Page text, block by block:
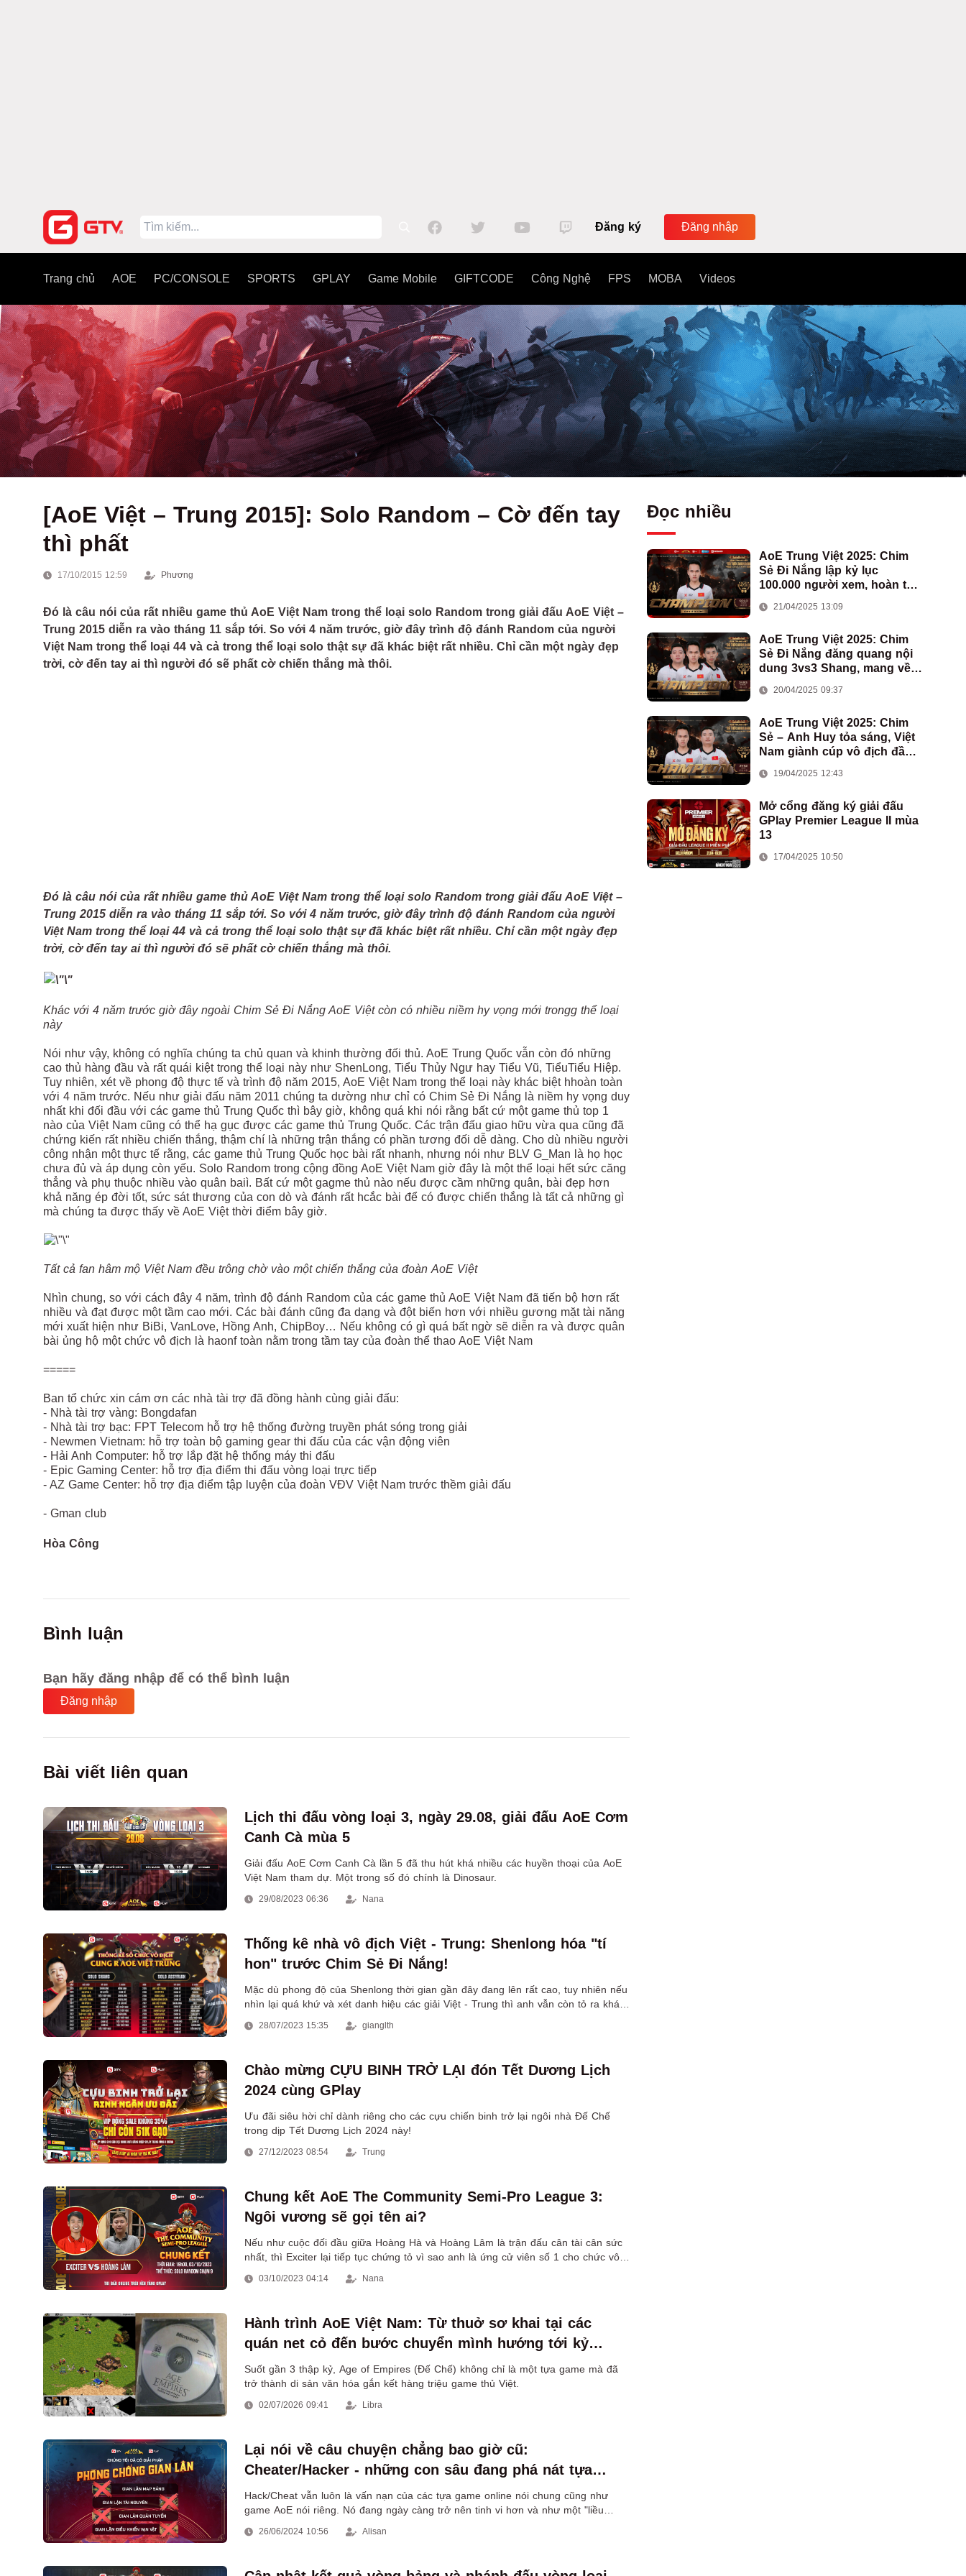
Đăng ký Đăng nhập
Trang chủ AOE PC/CONSOLE SPORTS GPLAY Game Mobile GIFTCODE Công Nghệ FPS MOBA Videos
[AoE Việt – Trung 2015]: Solo Random – Cờ đến tay
thì phất
17/10/2015 12:59 Phương
Đó là câu nói của rất nhiều game thủ AoE Việt Nam trong thể loại solo Random trong giải đấu AoE Việt –
Trung 2015 diễn ra vào tháng 11 sắp tới. So với 4 năm trước, giờ đây trình độ đánh Random của người
Việt Nam trong thể loại 44 và cả trong thể loại solo thật sự đã khác biệt rất nhiều. Chỉ cần một ngày đẹp
trời, cờ đến tay ai thì người đó sẽ phất cờ chiến thắng mà thôi.
Đó là câu nói của rất nhiều game thủ AoE Việt Nam trong thể loại solo Random trong giải đấu AoE Việt –
Trung 2015 diễn ra vào tháng 11 sắp tới. So với 4 năm trước, giờ đây trình độ đánh Random của người
Việt Nam trong thể loại 44 và cả trong thể loại solo thật sự đã khác biệt rất nhiều. Chỉ cần một ngày đẹp
trời, cờ đến tay ai thì người đó sẽ phất cờ chiến thắng mà thôi.
Khác với 4 năm trước giờ đây ngoài Chim Sẻ Đi Nắng AoE Việt còn có nhiều niềm hy vọng mới trongg thể loại
này
Nói như vậy, không có nghĩa chúng ta chủ quan và khinh thường đối thủ. AoE Trung Quốc vẫn còn đó những
cao thủ hàng đầu và rất quái kiệt trong thể loại này như ShenLong, Tiểu Thủy Ngư hay Tiểu Vũ, TiểuTiểu Hiệp.
Tuy nhiên, xét về phong độ thực tế và trình độ năm 2015, AoE Việt Nam trong thể loại này khác biệt hhoàn toàn
với 4 năm trước. Nếu như giải đấu năm 2011 chúng ta dường như chỉ có Chim Sẻ Đi Nắng là niềm hy vọng duy
nhất khi đối đầu với các game thủ Trung Quốc thì bây giờ, không quá khi nói rằng bất cứ một game thủ top 1
nào của Việt Nam cũng có thể hạ gục được các game thủ Trung Quốc. Các trận đấu giao hữu vừa qua cũng đã
chứng kiến rất nhiều chiến thắng, thậm chí là những trận thắng có phần tương đối dễ dàng. Cho dù nhiều người
công nhận một thực tế rằng, các game thủ Trung Quốc học bài rất nhanh, nhưng nói như BLV G_Man là họ học
chưa đủ và áp dụng còn yếu. Solo Random trong cộng đồng AoE Việt Nam giờ đây là một thể loại hết sức căng
thẳng và phụ thuộc nhiều vào quân baiì. Bất cứ một gagme thủ nào nếu được cầm những quân, bài đẹp hơn
khả năng ép đời tốt, sức sát thương của con dò và đánh rất hcắc bài để có được chiến thắng là tất cả những gì
mà chúng ta được thấy về AoE Việt thời điểm bây giờ.
Tất cả fan hâm mộ Việt Nam đều trông chờ vào một chiến thắng của đoàn AoE Việt
Nhìn chung, so với cách đây 4 năm, trình độ đánh Random của các game thủ AoE Việt Nam đã tiến bộ hơn rất
nhiều và đạt được một tầm cao mới. Các bài đánh cũng đa dạng và đột biến hơn với nhiều gương mặt tài năng
mới xuất hiện như BiBi, VanLove, Hồng Anh, ChipBoy… Nếu không có gì quá bất ngờ sẽ diễn ra và được quân
bài ủng hộ một chức vô địch là haonf toàn nằm trong tầm tay của đoàn thể thao AoE Việt Nam
=====
Ban tổ chức xin cám ơn các nhà tài trợ đã đồng hành cùng giải đấu:
- Nhà tài trợ vàng: Bongdafan
- Nhà tài trợ bạc: FPT Telecom hỗ trợ hệ thống đường truyền phát sóng trong giải
- Newmen Vietnam: hỗ trợ toàn bộ gaming gear thi đấu của các vận động viên
- Hải Anh Computer: hỗ trợ lắp đặt hệ thống máy thi đấu
- Epic Gaming Center: hỗ trợ địa điểm thi đấu vòng loại trực tiếp
- AZ Game Center: hỗ trợ địa điểm tập luyện của đoàn VĐV Việt Nam trước thềm giải đấu
- Gman club
Hòa Công
Bình luận
Bạn hãy đăng nhập để có thể bình luận
Đăng nhập
Bài viết liên quan
Lịch thi đấu vòng loại 3, ngày 29.08, giải đấu AoE Cơm
Canh Cà mùa 5
Giải đấu AoE Cơm Canh Cà lần 5 đã thu hút khá nhiều các huyền thoại của AoE
Việt Nam tham dự. Một trong số đó chính là Dinosaur.
29/08/2023 06:36 Nana
Thống kê nhà vô địch Việt - Trung: Shenlong hóa "tí
hon" trước Chim Sẻ Đi Nắng!
Mặc dù phong độ của Shenlong thời gian gần đây đang lên rất cao, tuy nhiên nếu
nhìn lại quá khứ và xét danh hiệu các giải Việt - Trung thì anh vẫn còn tỏ ra khá
28/07/2023 15:35 gianglth
Chào mừng CỰU BINH TRỞ LẠI đón Tết Dương Lịch
2024 cùng GPlay
Ưu đãi siêu hời chỉ dành riêng cho các cựu chiến binh trở lại ngôi nhà Đế Chế
trong dịp Tết Dương Lịch 2024 này!
27/12/2023 08:54 Trung
Chung kết AoE The Community Semi-Pro League 3:
Ngôi vương sẽ gọi tên ai?
Nếu như cuộc đối đầu giữa Hoàng Hà và Hoàng Lâm là trận đấu cân tài cân sức
nhất, thì Exciter lại tiếp tục chứng tỏ vì sao anh là ứng cử viên số 1 cho chức vô
03/10/2023 04:14 Nana
Hành trình AoE Việt Nam: Từ thuở sơ khai tại các
quán net cỏ đến bước chuyển mình hướng tới kỷ
nguyên mới
Suốt gần 3 thập kỷ, Age of Empires (Đế Chế) không chỉ là một tựa game mà đã
trở thành di sản văn hóa gắn kết hàng triệu game thủ Việt.
02/07/2026 09:41 Libra
Lại nói về câu chuyện chẳng bao giờ cũ:
Cheater/Hacker - những con sâu đang phá nát tựa
game AoE huyền thoại
Hack/Cheat vẫn luôn là vấn nạn của các tựa game online nói chung cũng như
game AoE nói riêng. Nó đang ngày càng trở nên tinh vi hơn và như một "liều
26/06/2024 10:56 Alisan
Đọc nhiều
AoE Trung Việt 2025: Chim
Sẻ Đi Nắng lập kỷ lục
100.000 người xem, hoàn tất
Việt Nam
21/04/2025 13:09
AoE Trung Việt 2025: Chim
Sẻ Đi Nắng đăng quang nội
dung 3vs3 Shang, mang về
đoàn AoE Việt Nam
20/04/2025 09:37
AoE Trung Việt 2025: Chim
Sẻ – Anh Huy tỏa sáng, Việt
Nam giành cúp vô địch đầu
19/04/2025 12:43
Mở cổng đăng ký giải đấu
GPlay Premier League II mùa
13
17/04/2025 10:50